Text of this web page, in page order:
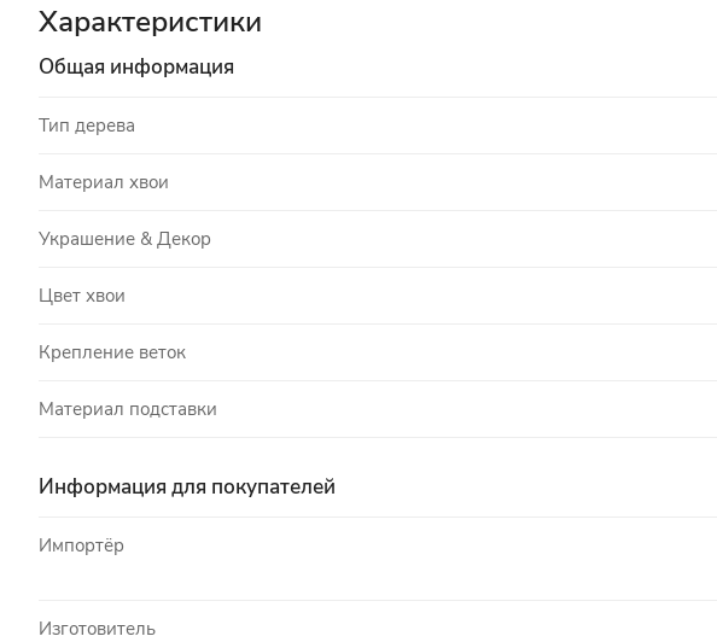
Характеристики
Общая информация
Тип дерева
Материал хвои
Украшение & Декор
Цвет хвои
Крепление веток
Материал подставки
Информация для покупателей
Импортёр
Изготовитель